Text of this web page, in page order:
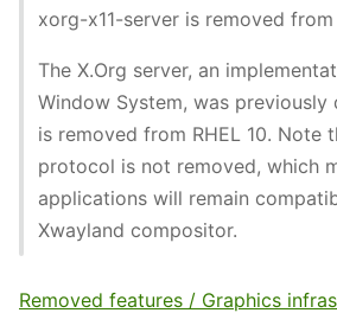
xorg-x11-server is removed from
The X.Org server, an
Window System, was previously
is removed from RHEL 10. Note
protocol is not removed, which
applications will remain
Xwayland compositor.
Removed features / Graphics